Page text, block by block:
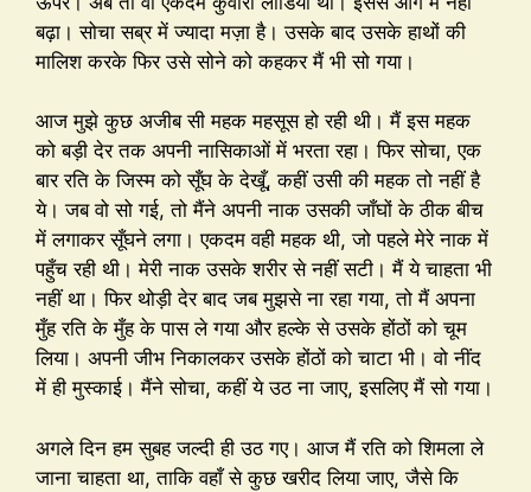
बढ़ा। सोचा सब्र में ज्यादा मज़ा है। उसके बाद उसके हाथों की
मालिश करके फिर उसे सोने को कहकर मैं भी सो गया।
आज मुझे कुछ अजीब सी महक महसूस हो रही थी। मैं इस महक
को बड़ी देर तक अपनी नासिकाओं में भरता रहा। फिर सोचा, एक
बार रति के जिस्म को सूँघ के देखूँ, कहीं उसी की महक तो नहीं है
ये। जब वो सो गई, तो मैंने अपनी नाक उसकी जाँघों के ठीक बीच
में लगाकर सूँघने लगा। एकदम वही महक थी, जो पहले मेरे नाक में
पहुँच रही थी। मेरी नाक उसके शरीर से नहीं सटी। मैं ये चाहता भी
नहीं था। फिर थोड़ी देर बाद जब मुझसे ना रहा गया, तो मैं अपना
मुँह रति के मुँह के पास ले गया और हल्के से उसके होंठों को चूम
लिया। अपनी जीभ निकालकर उसके होंठों को चाटा भी। वो नींद
में ही मुस्काई। मैंने सोचा, कहीं ये उठ ना जाए, इसलिए मैं सो गया।
अगले दिन हम सुबह जल्दी ही उठ गए। आज मैं रति को शिमला ले
जाना चाहता था, ताकि वहाँ से कुछ खरीद लिया जाए, जैसे कि